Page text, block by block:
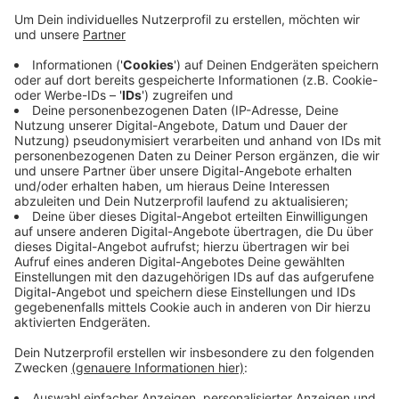
zu den Garagen zu gelangen. Vorher ist der
Die Nachbarn haben geklagt - und schon vorm
Aachener Landgericht und vorm Kölner
Oberlandesgericht Recht bekommen. Der
Bundesgerichtshof hat allerdings gesagt, dass
Gewohnheit allein noch kein Wegerecht begründet.
Abgesichert wäre ein Wegerecht über einen
Eintrag im Grundbuch.
Veröffentlicht:Freitag, 22.11.2019 07:38
Anzeige